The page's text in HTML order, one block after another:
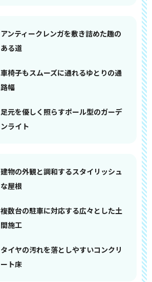
アンティークレンガを敷き詰めた趣の
ある道
車椅子もスムーズに通れるゆとりの通
路幅
足元を優しく照らすポール型のガーデ
ンライト
建物の外観と調和するスタイリッシュ
な屋根
複数台の駐車に対応する広々とした土
間施工
タイヤの汚れを落としやすいコンクリ
ート床